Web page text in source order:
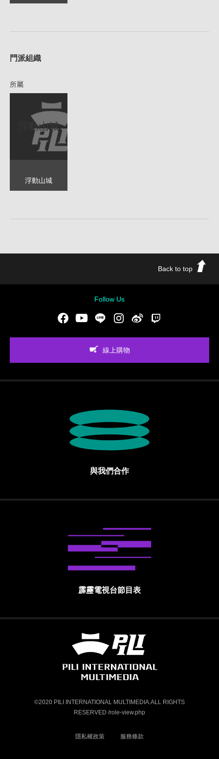
門派組織
所屬
浮動山城
浮動山城
Back to top
Follow Us
FacebookYoutubeLINE Instgram新浪微博
線上購物
與我們合作
霹靂電視台節目表
霹靂國際多媒體股份有限公司 PILI
©2020 PILI INTERNATIONAL MULTIMEDIA.ALL RIGHTS
RESERVED /role-view.php
隱私權政策 服務條款